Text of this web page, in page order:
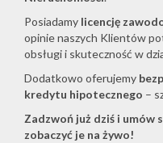
Posiadamy licencję
opinie naszych Klientów
obsługi i skuteczność w
Dodatkowo oferujemy
kredytu hipotecznego –
Zadzwoń już dziś i umów
zobaczyć je na żywo!